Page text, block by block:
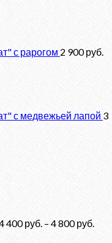
с рарогом 2 900руб.
с медвежьей лапой 3
400руб. – 4 800руб.